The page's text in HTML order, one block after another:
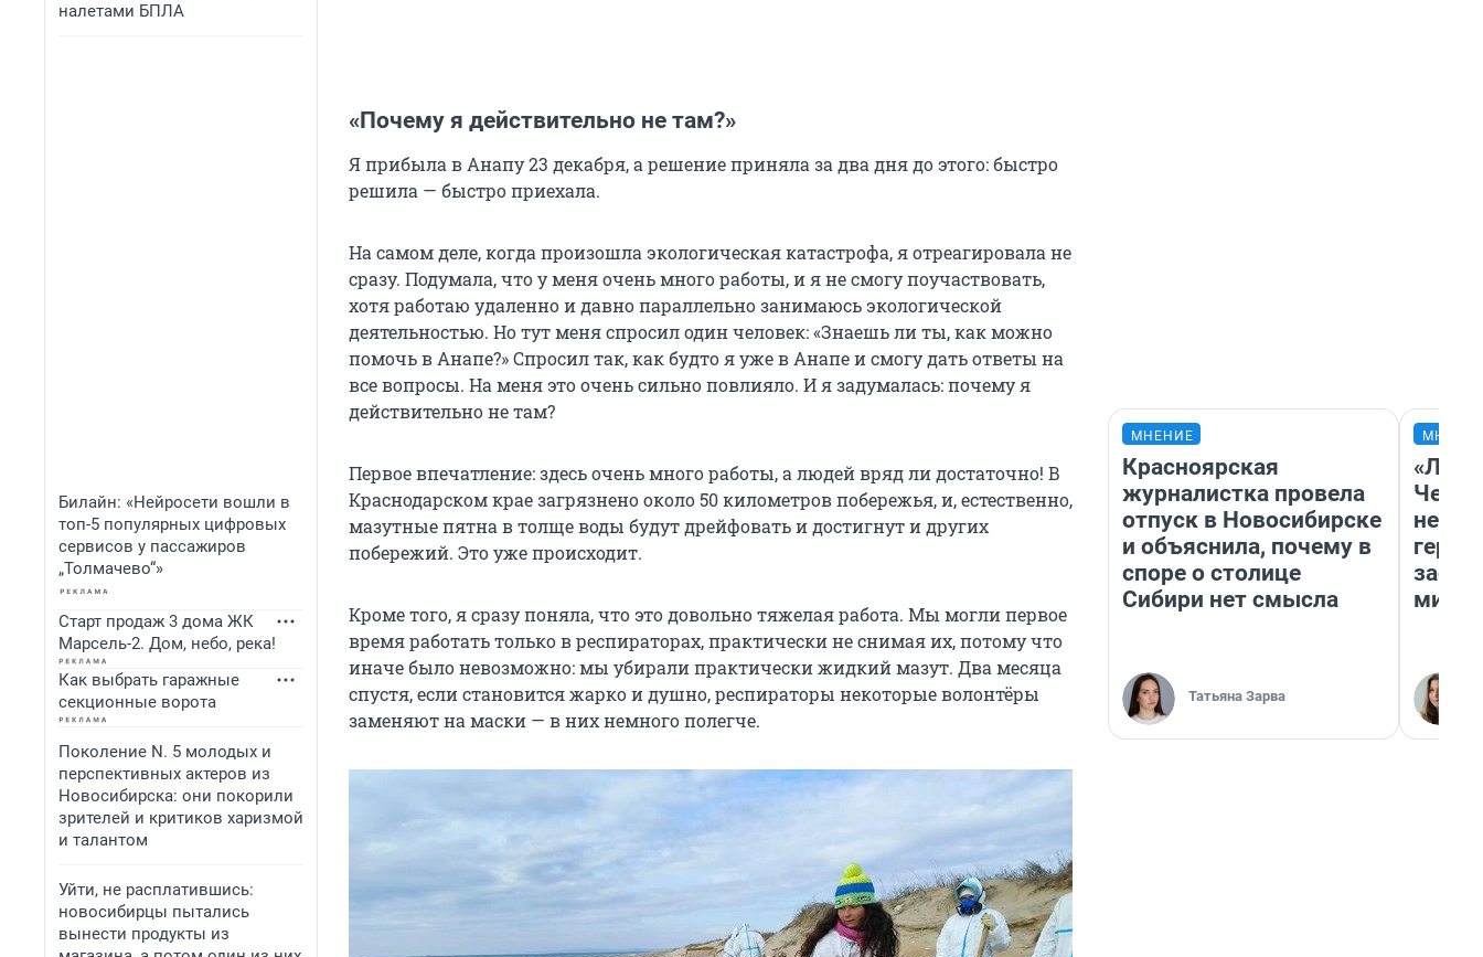
налетами БПЛА
Билайн: «Нейросети вошли в
топ-5 популярных цифровых
сервисов у пассажиров
„Толмачево“»
Старт продаж 3 дома ЖК
Марсель-2. Дом, небо, река!
Как выбрать гаражные
секционные ворота
Поколение N. 5 молодых и
перспективных актеров из
Новосибирска: они покорили
зрителей и критиков харизмой
и талантом
Уйти, не расплатившись:
новосибирцы пытались
вынести продукты из
«Почему я действительно не там?»
Я прибыла в Анапу 23 декабря, а решение приняла за два дня до этого: быстро
решила — быстро приехала.
На самом деле, когда произошла экологическая катастрофа, я отреагировала не
сразу. Подумала, что у меня очень много работы, и я не смогу поучаствовать,
хотя работаю удаленно и давно параллельно занимаюсь экологической
деятельностью. Но тут меня спросил один человек: «Знаешь ли ты, как можно
помочь в Анапе?» Спросил так, как будто я уже в Анапе и смогу дать ответы на
все вопросы. На меня это очень сильно повлияло. И я задумалась: почему я
действительно не там?
Первое впечатление: здесь очень много работы, а людей вряд ли достаточно! В
Краснодарском крае загрязнено около 50 километров побережья, и, естественно,
мазутные пятна в толще воды будут дрейфовать и достигнут и других
побережий. Это уже происходит.
Кроме того, я сразу поняла, что это довольно тяжелая работа. Мы могли первое
время работать только в респираторах, практически не снимая их, потому что
иначе было невозможно: мы убирали практически жидкий мазут. Два месяца
спустя, если становится жарко и душно, респираторы некоторые волонтёры
заменяют на маски — в них немного полегче.
МНЕНИЕ
Красноярская
журналистка провела
отпуск в Новосибирске
и объяснила, почему в
споре о столице
Сибири нет смысла
Татьяна Зарва
Чем
герои